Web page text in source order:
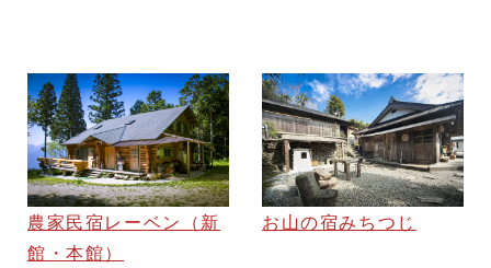
農家民宿レーベン（新
館・本館）
お山の宿みちつじ